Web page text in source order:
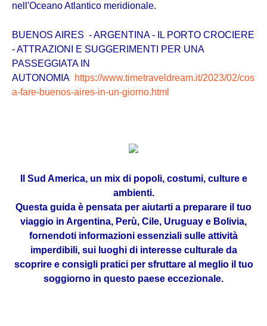
nell'Oceano Atlantico meridionale.
BUENOS AIRES - ARGENTINA - IL PORTO CROCIERE
- ATTRAZIONI E SUGGERIMENTI PER UNA
PASSEGGIATA IN
AUTONOMIA https://www.timetraveldream.it/2023/02/cos
a-fare-buenos-aires-in-un-giorno.html
Il Sud America, un mix di popoli, costumi, culture e
ambienti.
Questa guida è pensata per aiutarti a preparare il tuo
viaggio in Argentina, Perù, Cile, Uruguay e Bolivia,
fornendoti informazioni essenziali sulle attività
imperdibili, sui luoghi di interesse culturale da
scoprire e consigli pratici per sfruttare al meglio il tuo
soggiorno in questo paese eccezionale.